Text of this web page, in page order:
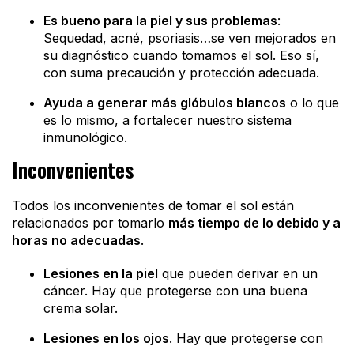
Es bueno para la piel y sus problemas:
Sequedad, acné, psoriasis…se ven mejorados en
su diagnóstico cuando tomamos el sol. Eso sí,
con suma precaución y protección adecuada.
Ayuda a generar más glóbulos blancos o lo que
es lo mismo, a fortalecer nuestro sistema
inmunológico.
Inconvenientes
Todos los inconvenientes de tomar el sol están
relacionados por tomarlo más tiempo de lo debido y a
horas no adecuadas.
Lesiones en la piel que pueden derivar en un
cáncer. Hay que protegerse con una buena
crema solar.
Lesiones en los ojos. Hay que protegerse con